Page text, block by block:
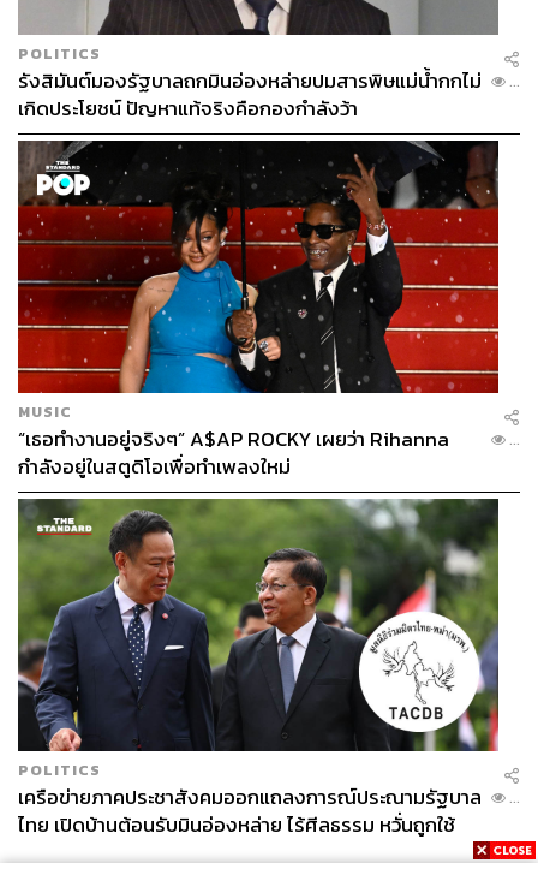
POLITICS
รังสิมันต์มองรัฐบาลถกมินอ่องหล่ายปมสารพิษแม่น้ำกกไม่
เกิดประโยชน์ ปัญหาแท้จริงคือกองกำลังว้า
...
MUSIC
“เธอทำงานอยู่จริงๆ” A$AP ROCKY เผยว่า Rihanna
กำลังอยู่ในสตูดิโอเพื่อทำเพลงใหม่
...
POLITICS
เครือข่ายภาคประชาสังคมออกแถลงการณ์ประณามรัฐบาล
ไทย เปิดบ้านต้อนรับมินอ่องหล่าย ไร้ศีลธรรม หวั่นถูกใช้
เป็นเครื่องมือกดขี่ชาวเมียนมา
...